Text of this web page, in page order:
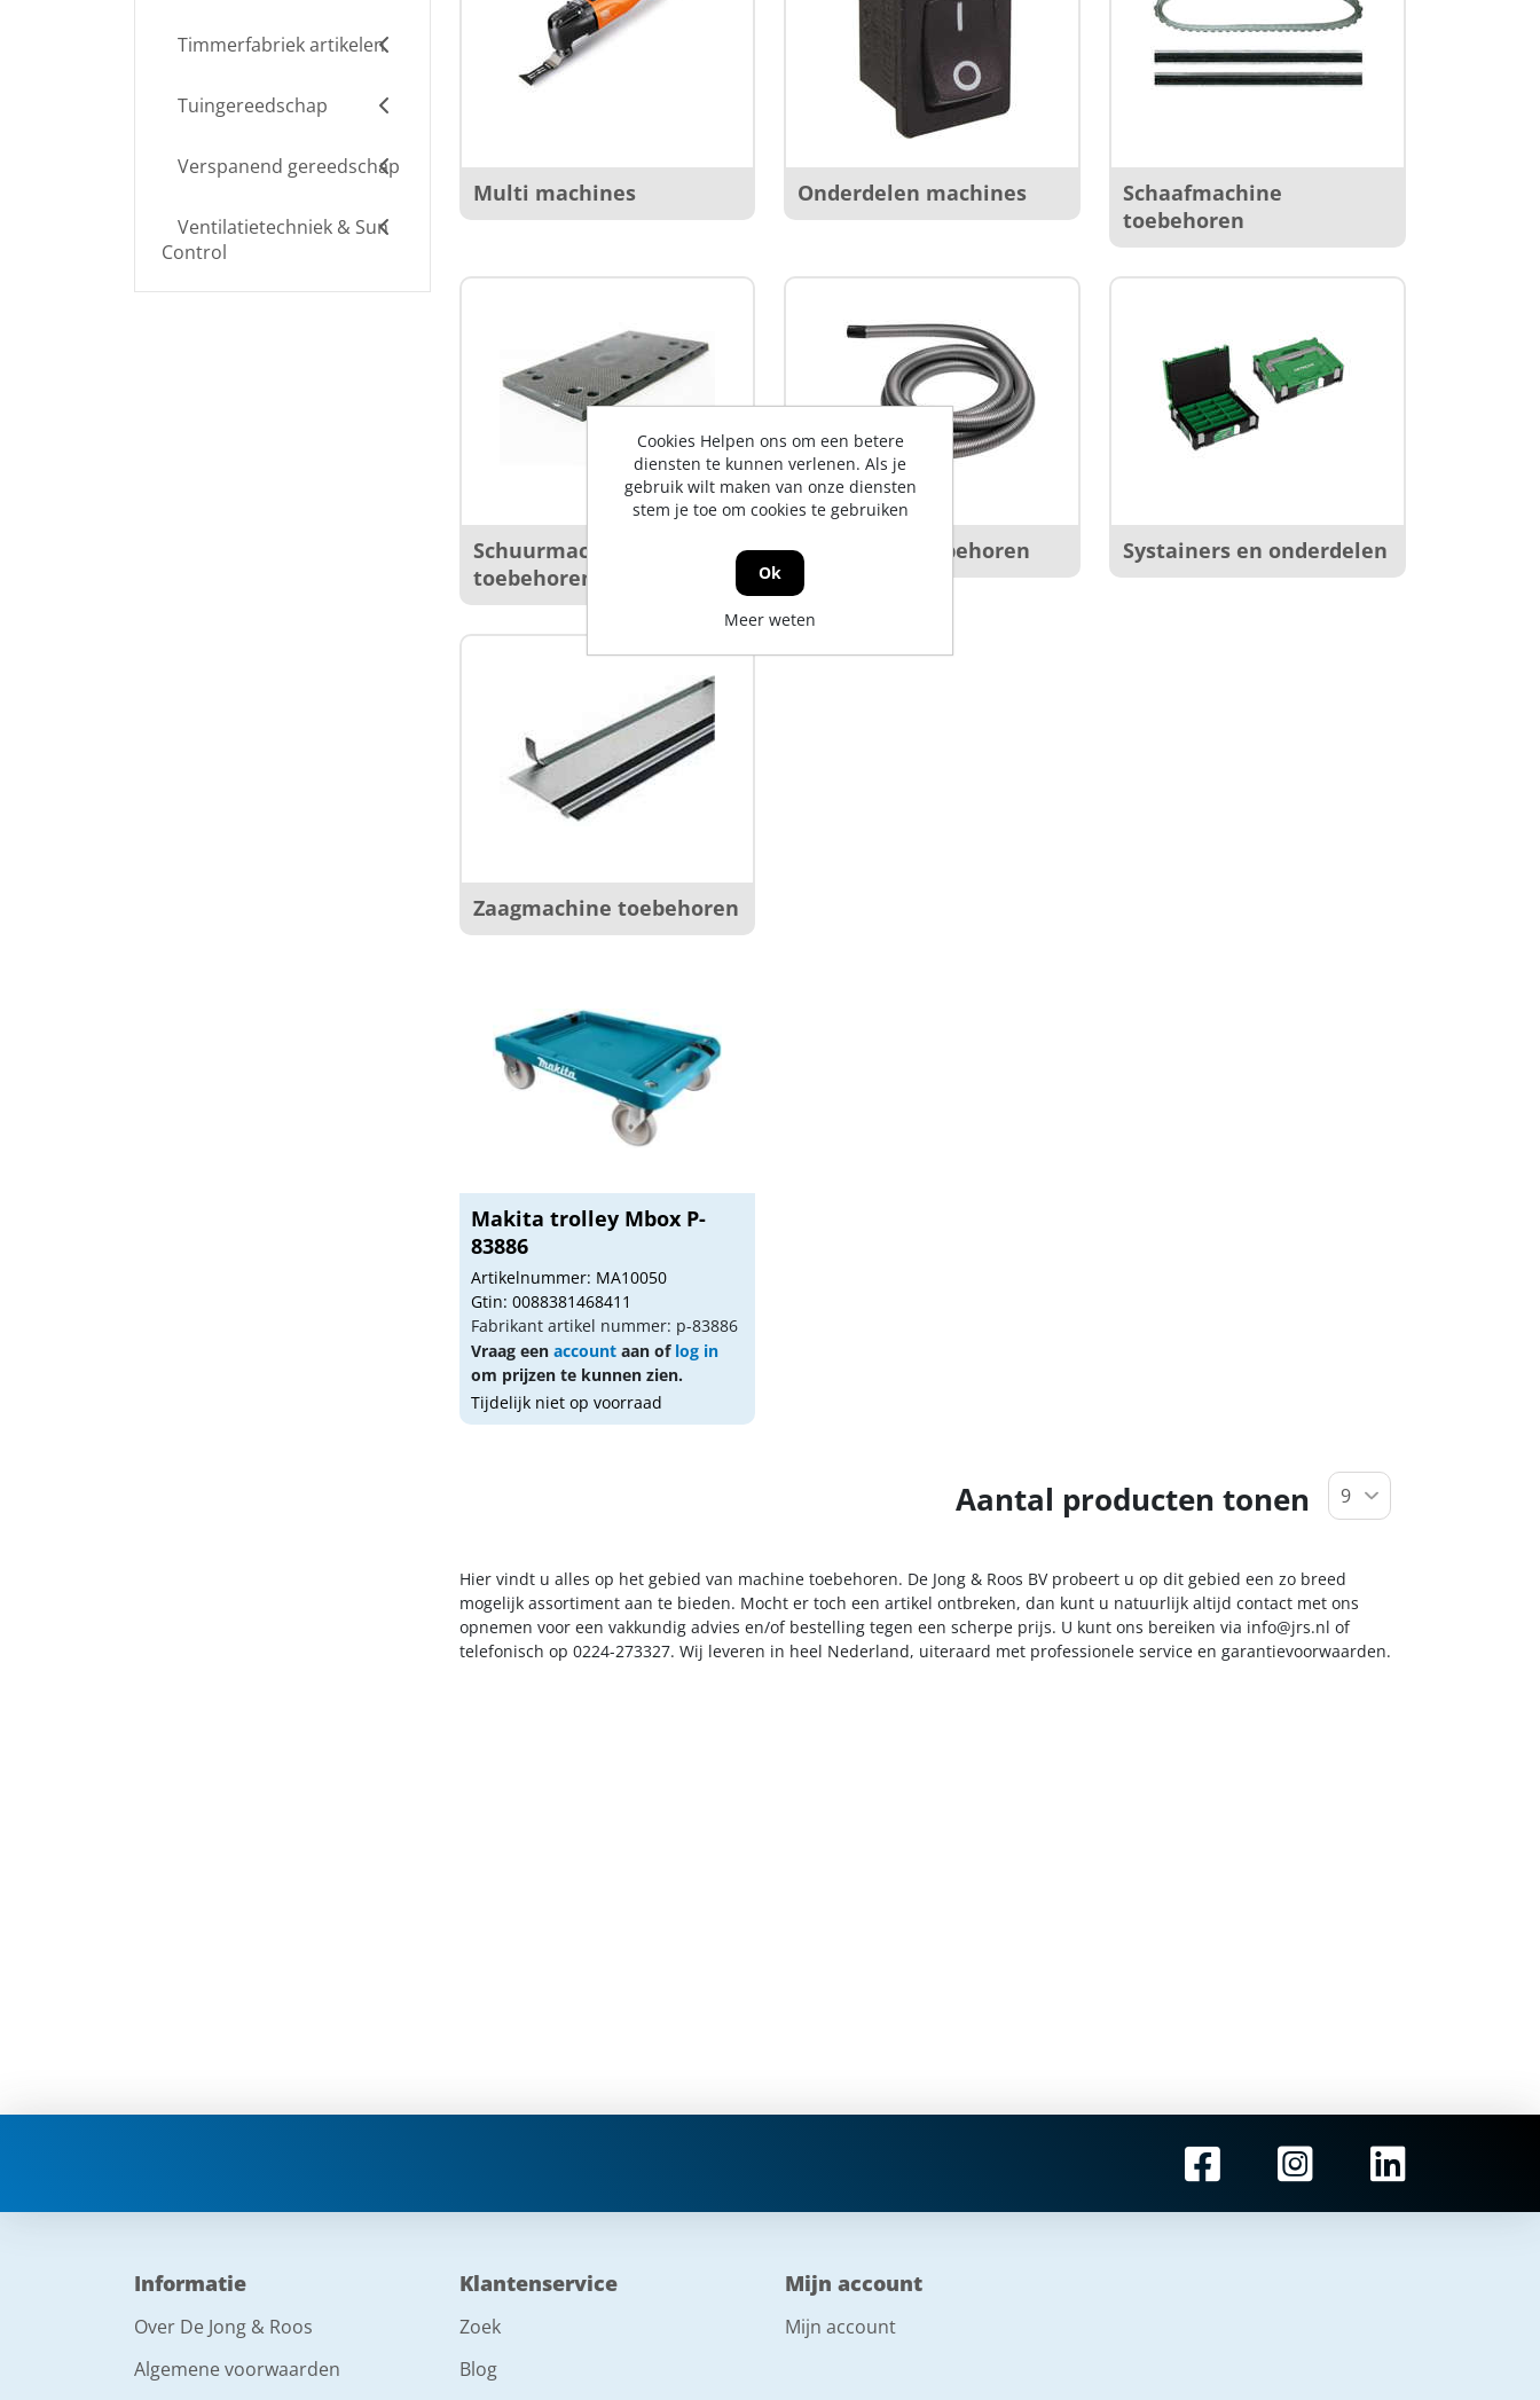
Timmerfabriek artikelen
Tuingereedschap
Verspanend gereedschap
Ventilatietechniek & Sun
Control
Multi machines Onderdelen machines
Schaafmachine
toebehoren
Schuurmachine
toebehoren
Stofzuiger toebehoren Systainers en onderdelen
Zaagmachine toebehoren
Makita trolley Mbox P-
83886
Artikelnummer: MA10050
Gtin: 0088381468411
Fabrikant artikel nummer: p-83886
Vraag een accountaan of log in
om prijzen te kunnen zien.
Tijdelijk niet op voorraad
Aantal producten tonen
Hier vindt u alles op het gebied van machine toebehoren. De Jong & Roos BV probeert u op dit gebied een zo breed
mogelijk assortiment aan te bieden. Mocht er toch een artikel ontbreken, dan kunt u natuurlijk altijd contact met ons
opnemen voor een vakkundig advies en/of bestelling tegen een scherpe prijs. U kunt ons bereiken via info@jrs.nl of
telefonisch op 0224-273327. Wij leveren in heel Nederland, uiteraard met professionele service en garantievoorwaarden.
Informatie
Over De Jong & Roos
Algemene voorwaarden
Klantenservice
Zoek
Blog
Mijn account
Mijn account
Cookies Helpen ons om een betere
diensten te kunnen verlenen. Als je
gebruik wilt maken van onze diensten
stem je toe om cookies te gebruiken
Ok
Meer weten